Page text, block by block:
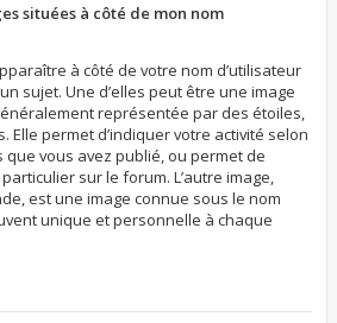
situées à côté de mon nom
à côté de votre nom d’utilisateur
sujet. Une d’elles peut être une image
représentée par des étoiles,
Elle permet d’indiquer votre activité selon
vous avez publié, ou permet de
sur le forum. L’autre image,
est une image connue sous le nom
unique et personnelle à chaque